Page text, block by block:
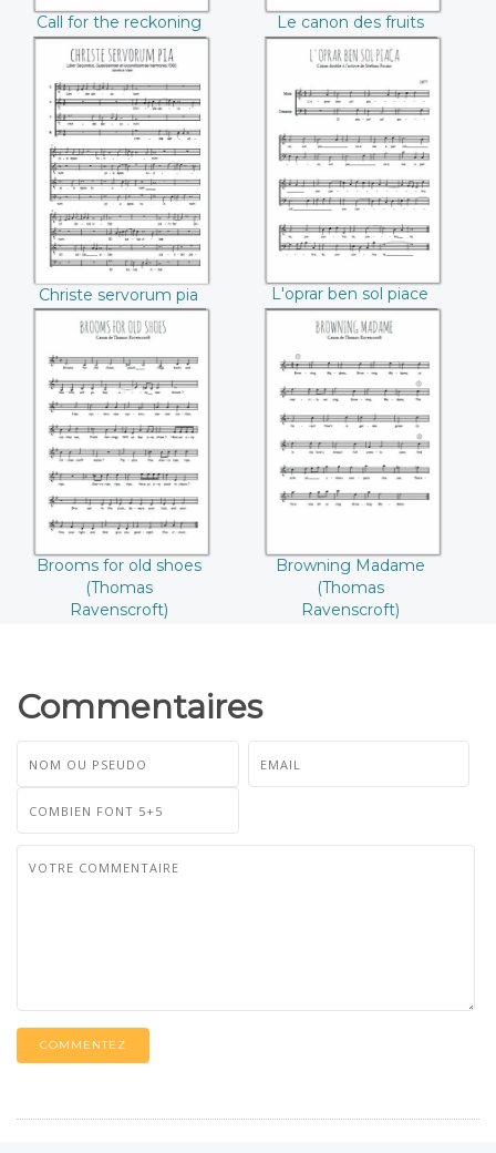
Call for the reckoning
(Henry Purcell)
Le canon des fruits
Christe servorum
pia (Jacobus Vaet)
Christe servorum pia
(Jacobus Vaet)
L'oprar ben sol
piace (Stefano
Pasino)
L'oprar ben sol piace
(Stefano Pasino)
Brooms for old
shoes (Thomas
Ravenscroft)
Brooms for old shoes
(Thomas
Ravenscroft)
Browning Madame
(Thomas
Ravenscroft)
Browning Madame
(Thomas
Ravenscroft)
Commentaires
COMMENTEZ